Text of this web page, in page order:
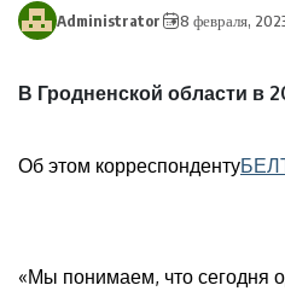
Administrator 8 февраля,
В Гродненской области в
Об этом корреспонденту
«Мы понимаем, что сегодня